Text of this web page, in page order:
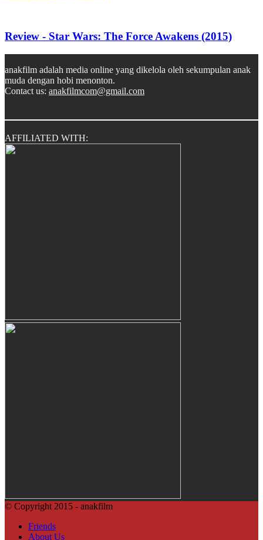
Review - Star Wars: The Force Awakens (2015)
anakfilm adalah media online yang dikelola oleh sekumpulan anak
muda dengan hobi menonton.
Contact us: anakfilmcom@gmail.com
AFFILIATED WITH:
© Copyright 2015 - anakfilm
Friends
About Us